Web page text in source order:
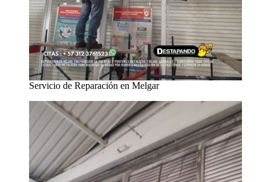
Servicio de Reparación en Melgar